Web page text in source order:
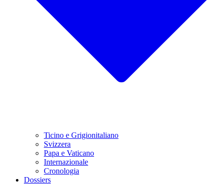
Ticino e Grigionitaliano
Svizzera
Papa e Vaticano
Internazionale
Cronologia
Dossiers